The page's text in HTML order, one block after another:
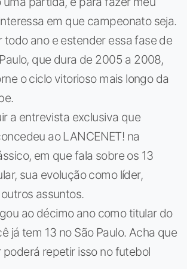
em que campeonato seja.
todo ano e estender essa fase de
que dura de 2005 a 2008,
o ciclo vitorioso mais longo da
a entrevista exclusiva que
ao LANCENET! na
em que fala sobre os 13
sua evolução como líder,
assuntos.
ao décimo ano como titular do
já tem 13 no São Paulo. Acha que
repetir isso no futebol